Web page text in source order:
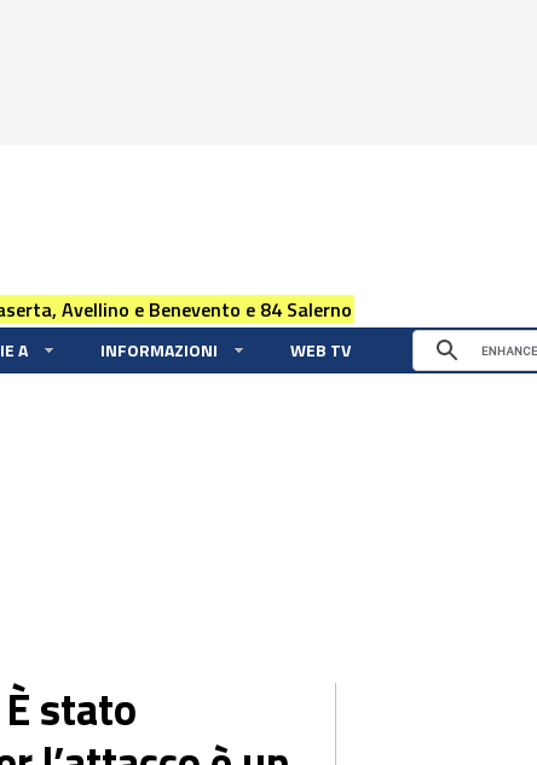
Avellino e Benevento e 84 Salerno
A INFORMAZIONI WEB TV
stato